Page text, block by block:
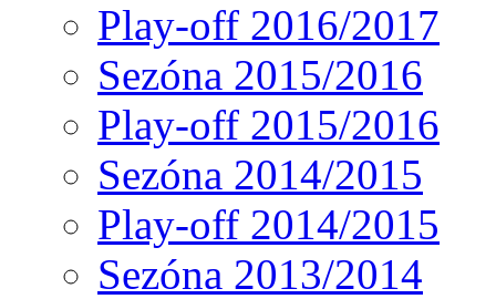
Play-off 2016/2017
Sezóna 2015/2016
Play-off 2015/2016
Sezóna 2014/2015
Play-off 2014/2015
Sezóna 2013/2014